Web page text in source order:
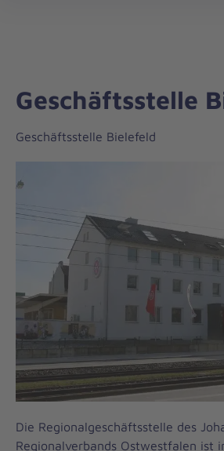
Geschäftsstelle
Geschäftsstelle Bielefeld
Die Regionalgeschäftsstelle des
Regionalverbands Ostwestfalen ist